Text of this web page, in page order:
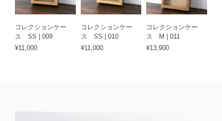
コレクションケー
ス SS | 009
¥11,000
コレクションケー
ス SS | 010
¥11,000
コレクションケー
ス M | 011
¥13,900